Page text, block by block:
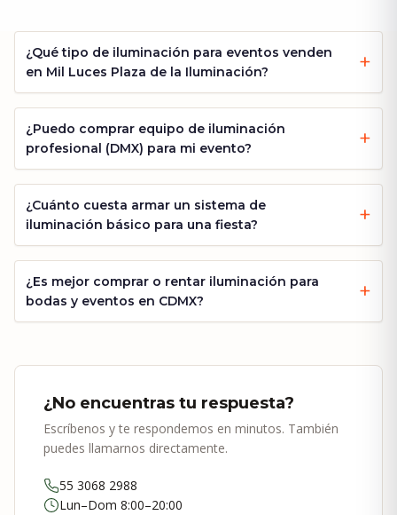
¿Qué tipo de iluminación para eventos venden
en Mil Luces Plaza de la Iluminación?
¿Puedo comprar equipo de iluminación
profesional (DMX) para mi evento?
¿Cuánto cuesta armar un sistema de
iluminación básico para una fiesta?
¿Es mejor comprar o rentar iluminación para
bodas y eventos en CDMX?
¿No encuentras tu respuesta?
Escríbenos y te respondemos en minutos. También
puedes llamarnos directamente.
55 3068 2988
Lun–Dom 8:00–20:00